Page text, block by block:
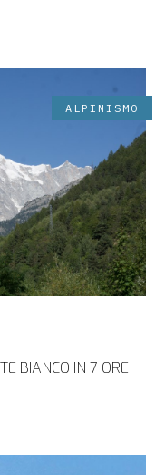
ALPINISMO
BIANCO IN 7 ORE